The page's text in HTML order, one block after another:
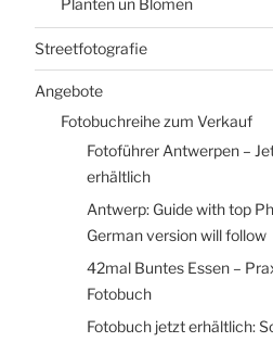
Planten un Blomen
Streetfotografie
Angebote
Fotobuchreihe zum Verkauf
Fotoführer Antwerpen –
erhältlich
Antwerp: Guide with top
German version will follow
42mal Buntes Essen –
Fotobuch
Fotobuch jetzt erhältlich: